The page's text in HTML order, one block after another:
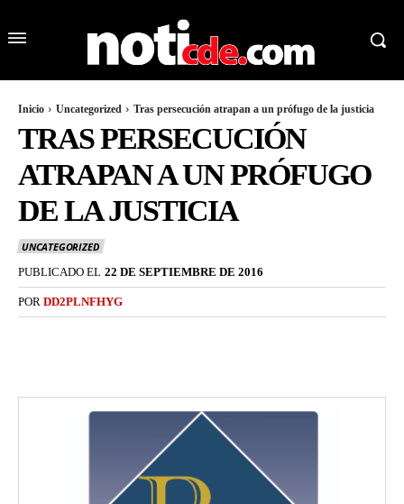
Inicio Uncategorized Tras persecución atrapan a un prófugo de la justicia
TRAS PERSECUCIÓN
ATRAPAN A UN PRÓFUGO
DE LA JUSTICIA
UNCATEGORIZED
PUBLICADO EL 22 DE SEPTIEMBRE DE 2016
POR DD2PLNFHYG